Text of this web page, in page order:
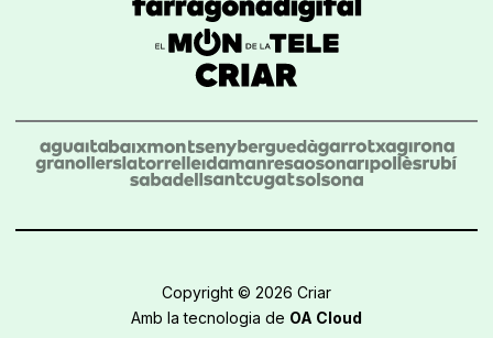
Copyright © 2026 Criar
Amb la tecnologia de OA Cloud